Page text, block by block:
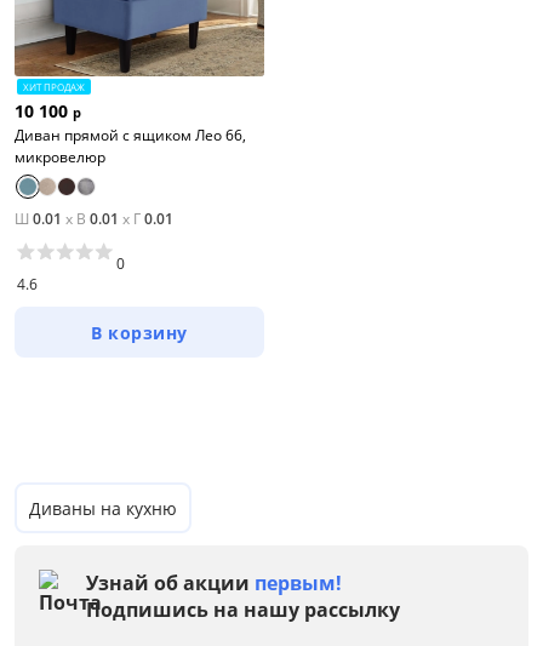
Высота, см
от
Тип
Материал обивки
Назначение
ХИТ ПРОДАЖ
10 100 р
Диван прямой с ящиком Лео 66,
микровелюр
Ш 0.01 x В 0.01 x Г0.01
4.6
0
В корзину
Диваны на кухню
Узнай об акции первым!
Подпишись на нашу рассылку